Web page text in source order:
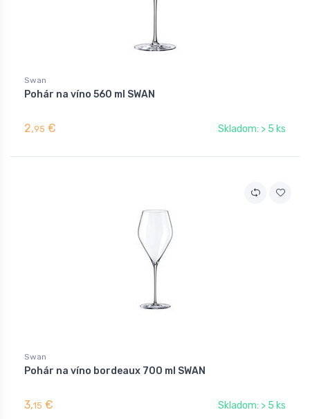
Swan
Pohár na víno 560 ml SWAN
2,95 € Skladom: > 5 ks
Swan
Pohár na víno bordeaux 700 ml SWAN
3,15 € Skladom: > 5 ks